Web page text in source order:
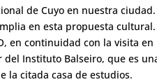
de Cuyo en nuestra ciudad.
en esta propuesta cultural.
en continuidad con la visita en
del Instituto Balseiro, que es
la citada casa de estudios.